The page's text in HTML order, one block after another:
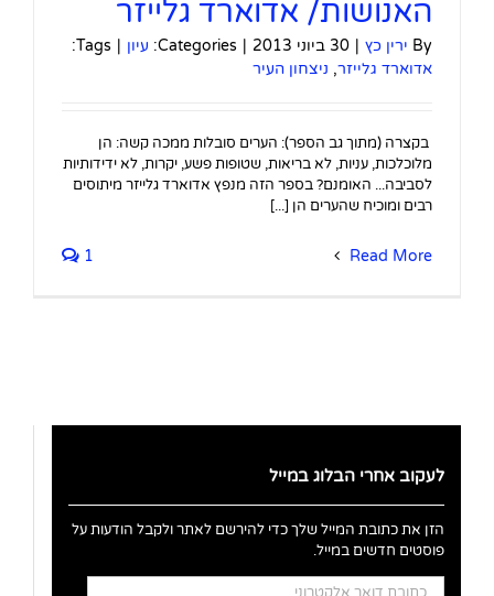
האנושות/ אדוארד גלייזר
By ירין כץ | 30 ביוני 2013 |
Categories: עיון |
Tags:
אדוארד גלייזר, ניצחון העיר
בקצרה (מתוך גב הספר): הערים סובלות ממכה קשה: הן
מלוכלכות, עניות, לא בריאות, שטופות פשע, יקרות, לא ידידותיות
לסביבה... האומנם? בספר הזה מנפץ אדוארד גלייזר מיתוסים
רבים ומוכיח שהערים הן [...]
Read More
1
לעקוב אחרי הבלוג במייל
הזן את כתובת המייל שלך כדי להירשם לאתר ולקבל הודעות על
פוסטים חדשים במייל.
כתובת